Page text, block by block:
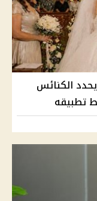
الكنائس
تطبيقه